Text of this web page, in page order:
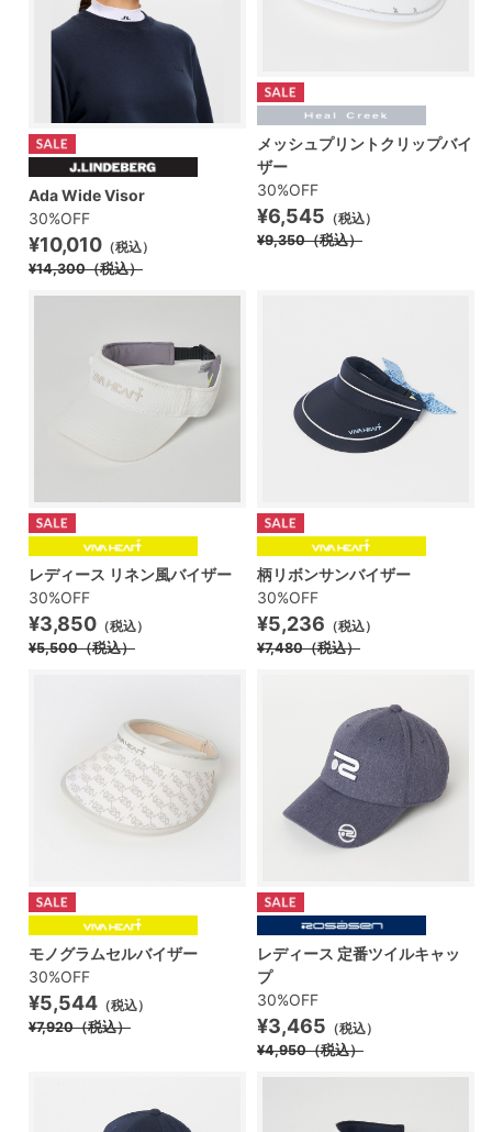
Ada Wide Visor
30%OFF
¥10,010 （税込）
¥14,300（税込）
メッシュプリントクリップバイ
ザー
30%OFF
¥6,545 （税込）
¥9,350（税込）
レディース リネン風バイザー
30%OFF
¥3,850 （税込）
¥5,500（税込）
柄リボンサンバイザー
30%OFF
¥5,236 （税込）
¥7,480（税込）
モノグラムセルバイザー
30%OFF
¥5,544 （税込）
¥7,920（税込）
レディース 定番ツイルキャッ
プ
30%OFF
¥3,465 （税込）
¥4,950（税込）